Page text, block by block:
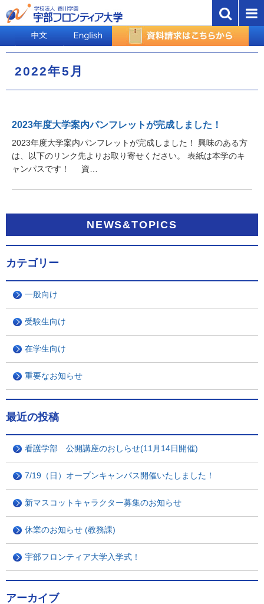
2022年5月
2023年度大学案内パンフレットが完成しました！
2023年度大学案内パンフレットが完成しました！ 興味のある方
は、以下のリンク先よりお取り寄せください。 表紙は本学のキ
ャンパスです！ 資…
NEWS&TOPICS
カテゴリー
一般向け
受験生向け
在学生向け
重要なお知らせ
最近の投稿
看護学部 公開講座のおしらせ(11月14日開催)
7/19（日）オープンキャンパス開催いたしました！
新マスコットキャラクター募集のお知らせ
休業のお知らせ (教務課)
宇部フロンティア大学入学式！
アーカイブ